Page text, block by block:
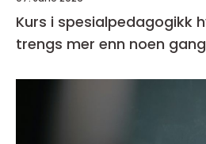
Kurs i spesialpedagogikk hvorfor kunnskapen
trengs mer enn noen gang